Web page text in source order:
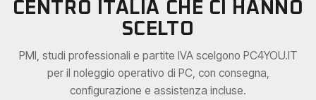
CENTRO ITALIA CHE CI HANNO
SCELTO
PMI, studi professionali e partite IVA scelgono PC4YOU.IT
per il noleggio operativo di PC, con consegna,
configurazione e assistenza incluse.